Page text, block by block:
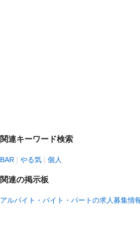
関連キーワード検索
BAR やる気 個人
関連の掲示板
アルバイト・バイト・パートの求人募集情